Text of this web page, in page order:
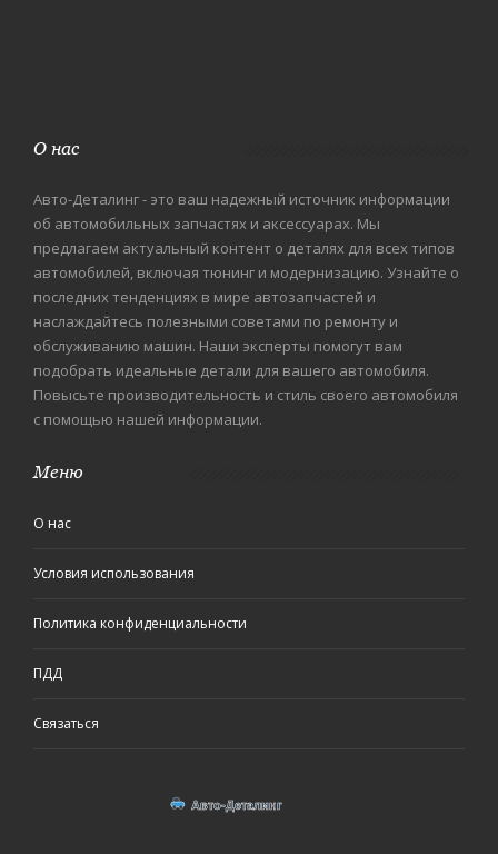
О нас
Авто-Деталинг - это ваш надежный источник информации
об автомобильных запчастях и аксессуарах. Мы
предлагаем актуальный контент о деталях для всех типов
автомобилей, включая тюнинг и модернизацию. Узнайте о
последних тенденциях в мире автозапчастей и
наслаждайтесь полезными советами по ремонту и
обслуживанию машин. Наши эксперты помогут вам
подобрать идеальные детали для вашего автомобиля.
Повысьте производительность и стиль своего автомобиля
с помощью нашей информации.
Меню
О нас
Условия использования
Политика конфиденциальности
ПДД
Связаться